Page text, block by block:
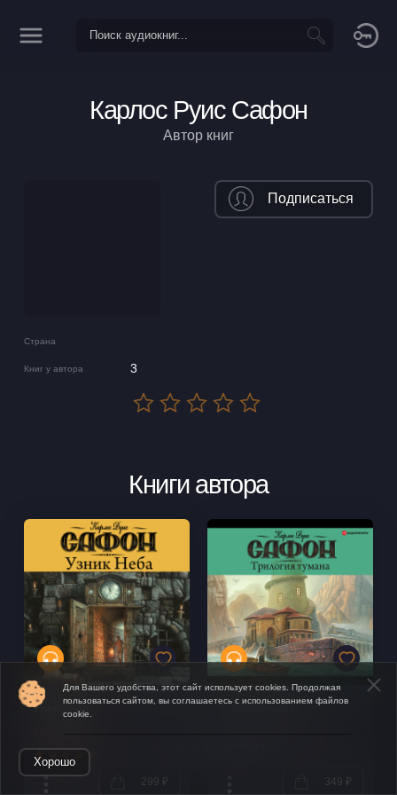
Карлос Руис Сафон
Автор книг
Страна
Книг у автора 3
Подписаться
Книги автора
Узник неба
299 ₽ 349 ₽
Для Вашего удобства, этот сайт использует cookies. Продолжая
пользоваться сайтом, вы соглашаетесь с использованием файлов
cookie.
Хорошо